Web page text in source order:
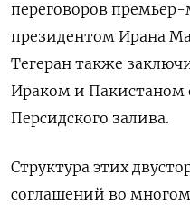
переговоров
президентом Ирана
Тегеран также
⁠Ираком и Пакистаном
Персидского залива.
Структура этих
соглашений во